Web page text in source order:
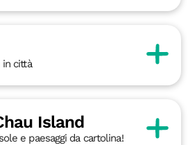
in città
Island
e paesaggi da cartolina!